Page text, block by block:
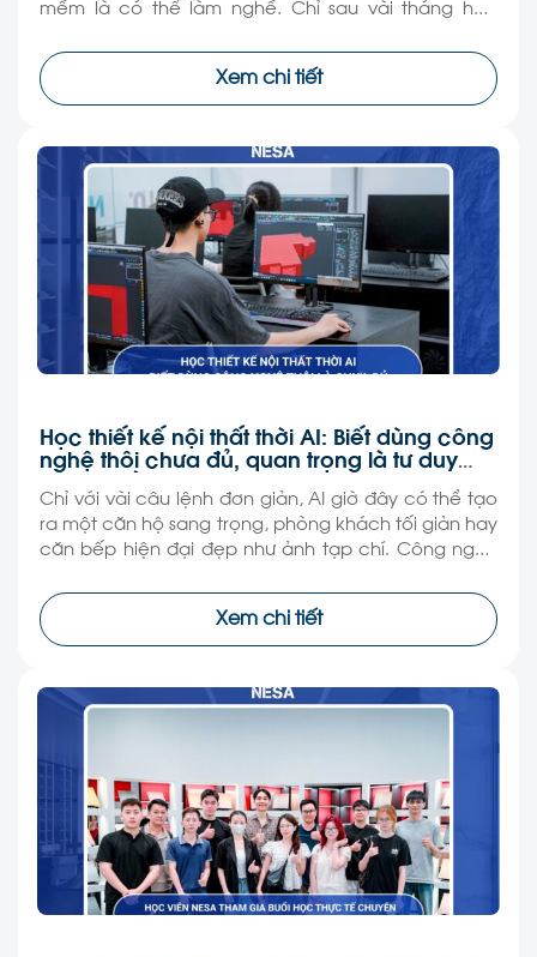
mềm là có thể làm nghề. Chỉ sau vài tháng học
có thể tạo ra những bản phối cảnh đẹp mắt như […]
Xem chi tiết
Học thiết kế nội thất thời AI: Biết dùng công
nghệ thôi chưa đủ, quan trọng là tư duy
làm nghề
Chỉ với vài câu lệnh đơn giản, AI giờ đây có thể tạo
ra một căn hộ sang trọng, phòng khách tối giản hay
căn bếp hiện đại đẹp như ảnh tạp chí. Công nghệ
hơn bao giờ hết, thậm chí nhiều người […]
Xem chi tiết